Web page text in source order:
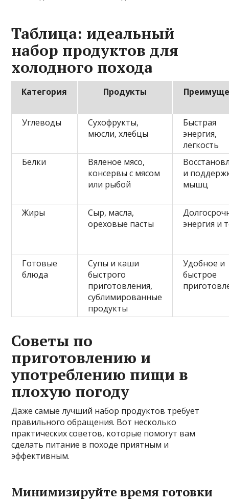
Таблица: идеальный
набор продуктов для
холодного похода
Категория Продукты
Углеводы
Сухофрукты,
мюсли, хлебцы
Быстрая
энергия,
легкость
Белки
Вяленое мясо,
консервы с мясом
или рыбой
и
мышц
Жиры
Сыр, масла,
ореховые пасты
энергия и
Готовые
блюда
Супы и каши
быстрого
приготовления,
сублимированные
продукты
Удобное и
быстрое
Советы по
приготовлению и
употреблению пищи в
плохую погоду
Даже самые лучший набор продуктов требует
правильного обращения. Вот несколько
практических советов, которые помогут вам
сделать питание в походе приятным и
эффективным.
Минимизируйте время готовки